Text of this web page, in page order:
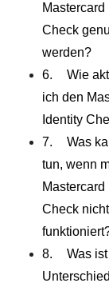
Mastercard
Check
werden?
Wie
ich den
Identity
Was
tun, wenn
Mastercard
Check nicht
Was
Unterschied